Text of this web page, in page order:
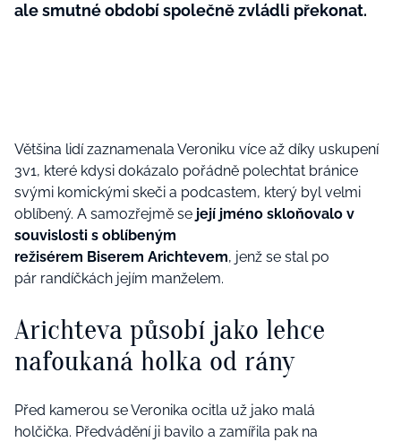
ale smutné období společně zvládli překonat.
Většina lidí zaznamenala Veroniku více až díky uskupení
3v1, které kdysi dokázalo pořádně polechtat bránice
svými komickými skeči a podcastem, který byl velmi
oblíbený. A samozřejmě se její jméno skloňovalo v
souvislosti s oblíbeným
režisérem Biserem Arichtevem, jenž se stal po
pár randíčkách jejím manželem.
Arichteva působí jako lehce
nafoukaná holka od rány
Před kamerou se Veronika ocitla už jako malá
holčička. Předvádění ji bavilo a zamířila pak na